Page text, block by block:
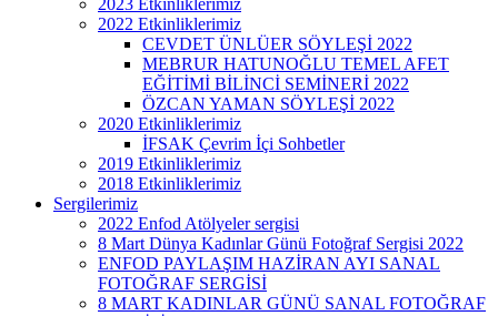
2023 Etkinliklerimiz
2022 Etkinliklerimiz
CEVDET ÜNLÜER SÖYLEŞİ 2022
MEBRUR HATUNOĞLU TEMEL AFET
EĞİTİMİ BİLİNCİ SEMİNERİ 2022
ÖZCAN YAMAN SÖYLEŞİ 2022
2020 Etkinliklerimiz
İFSAK Çevrim İçi Sohbetler
2019 Etkinliklerimiz
2018 Etkinliklerimiz
Sergilerimiz
2022 Enfod Atölyeler sergisi
8 Mart Dünya Kadınlar Günü Fotoğraf Sergisi 2022
ENFOD PAYLAŞIM HAZİRAN AYI SANAL
FOTOĞRAF SERGİSİ
8 MART KADINLAR GÜNÜ SANAL FOTOĞRAF